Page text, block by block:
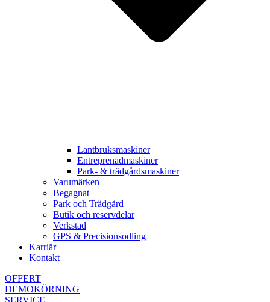
Lantbruksmaskiner
Entreprenadmaskiner
Park- & trädgårdsmaskiner
Varumärken
Begagnat
Park och Trädgård
Butik och reservdelar
Verkstad
GPS & Precisionsodling
Karriär
Kontakt
OFFERT
DEMOKÖRNING
SERVICE